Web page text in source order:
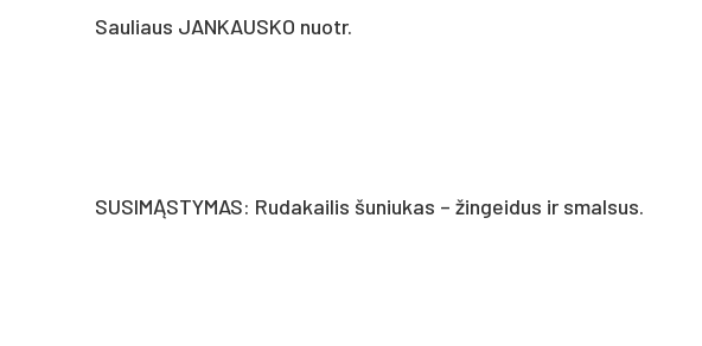
Sauliaus JANKAUSKO nuotr.
SUSIMĄSTYMAS: Rudakailis šuniukas – žingeidus ir smalsus.